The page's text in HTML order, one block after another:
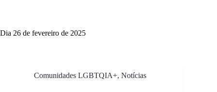
Dia 26 de fevereiro de 2025
Comunidades LGBTQIA+, Notícias